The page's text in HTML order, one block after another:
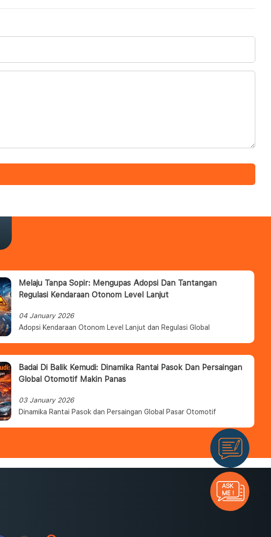
Melaju Tanpa Sopir: Mengupas Adopsi Dan Tantangan
Regulasi Kendaraan Otonom Level Lanjut
04 January 2026
Adopsi Kendaraan Otonom Level Lanjut dan Regulasi Global
Badai Di Balik Kemudi: Dinamika Rantai Pasok Dan Persaingan
Global Otomotif Makin Panas
03 January 2026
Dinamika Rantai Pasok dan Persaingan Global Pasar Otomotif